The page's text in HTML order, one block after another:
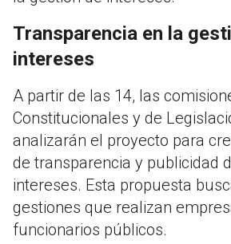
Transparencia en la
intereses
A partir de las 14, las
Constitucionales y de
analizarán el proyecto para
de transparencia y publicidad
intereses. Esta propuesta
gestiones que realizan
funcionarios públicos.